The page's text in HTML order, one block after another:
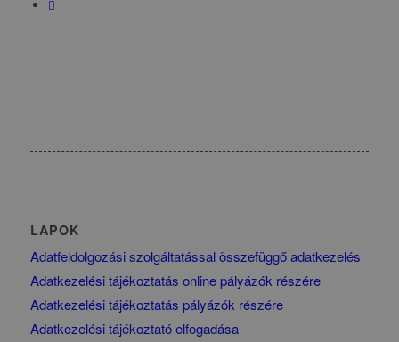
LAPOK
Adatfeldolgozási szolgáltatással összefüggő adatkezelés
Adatkezelési tájékoztatás online pályázók részére
Adatkezelési tájékoztatás pályázók részére
Adatkezelési tájékoztató elfogadása